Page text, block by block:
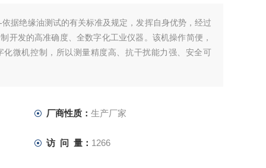
据绝缘油测试的有关标准及规定，发挥自身优势，经过
开发的高准确度、全数字化工业仪器。该机操作简便，
微机控制，所以测量精度高、抗干扰能力强、安全可
厂商性质： 生产厂家
访 问 量： 1266